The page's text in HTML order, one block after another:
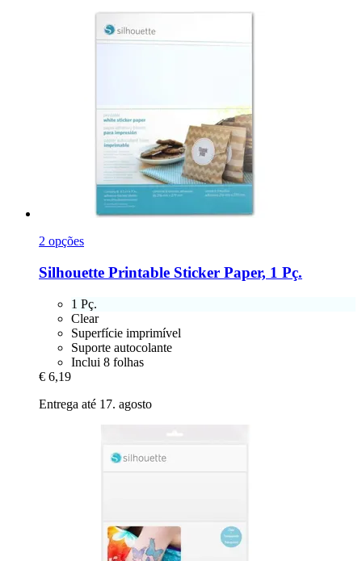
2 opções
Silhouette Printable Sticker Paper, 1 Pç.
1 Pç.
Clear
Superfície imprimível
Suporte autocolante
Inclui 8 folhas
€ 6,19
Entrega até 17. agosto